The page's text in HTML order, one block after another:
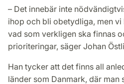
– Det innebär inte
ihop och bli obetydliga, men
vad som verkligen ska finnas
prioriteringar, säger Johan
Han tycker att det finns all
länder som Danmark, där man